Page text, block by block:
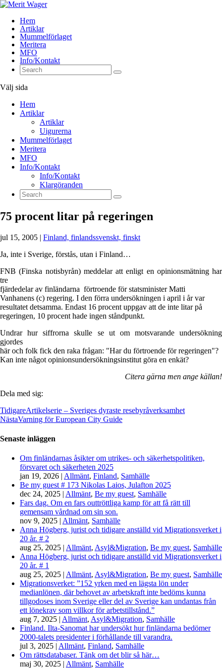
Hem
Artiklar
Mummelförlaget
Meritera
MFO
Info/Kontakt
Välj sida
Hem
Artiklar
Artiklar
Uigurerna
Mummelförlaget
Meritera
MFO
Info/Kontakt
Info/Kontakt
Klargöranden
75 procent litar på regeringen
jul 15, 2005 | Finland, finlandssvenskt, finskt
Ja, inte i Sverige, förstås, utan i Finland…
FNB (Finska notisbyrån) meddelar att enligt en opinionsmätning har
tre
fjärdedelar av finländarna förtroende för statsminister Matti
Vanhanens (c) regering. I den förra undersökningen i april i år var
resultatet detsamma. Endast 16 procent uppgav att de inte litar på
regeringen, 10 procent hade ingen ståndpunkt.
Undrar hur siffrorna skulle se ut om motsvarande undersökning
gjordes
här och folk fick den raka frågan: "Har du förtroende för regeringen"?
Kan inte något opinionsundersökningsinstitut göra en enkät?
Citera gärna men ange källan!
Dela med sig:
TidigareArtikelserie – Sveriges dyraste resebyråverksamhet
NästaVarning för European City Guide
Senaste inläggen
Om finländarnas åsikter om utrikes- och säkerhetspolitiken,
försvaret och säkerheten 2025
jan 19, 2026 | Allmänt, Finland, Samhälle
Be my guest # 173 Nikolas Laios, Julafton 2025
dec 24, 2025 | Allmänt, Be my guest, Samhälle
Fars dag. Om en fars outtröttliga kamp för att få rätt till
gemensam vårdnad om sin son.
nov 9, 2025 | Allmänt, Samhälle
Anna Högberg, jurist och tidigare anställd vid Migrationsverket i
20 år. # 2
aug 25, 2025 | Allmänt, Asyl&Migration, Be my guest, Samhälle
Anna Högberg, jurist och tidigare anställd vid Migrationsverket i
20 år. # 1
aug 25, 2025 | Allmänt, Asyl&Migration, Be my guest, Samhälle
Migrationsverket: ”152 yrken med en lägsta lön under
medianlönen, där behovet av arbetskraft inte bedöms kunna
tillgodoses inom Sverige eller del av Sverige kan undantas från
ett lönekrav som villkor för arbetstillstånd.”
aug 7, 2025 | Allmänt, Asyl&Migration, Samhälle
Finland. Ilta-Sanomat har undersökt hur finländarna bedömer
2000-talets presidenter i förhållande till varandra.
jul 3, 2025 | Allmänt, Finland, Samhälle
Om rättsdatabaser. Tänk om det blir så här…
maj 30, 2025 | Allmänt, Samhälle